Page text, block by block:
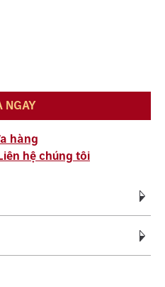
NGAY
hàng
hệ chúng tôi